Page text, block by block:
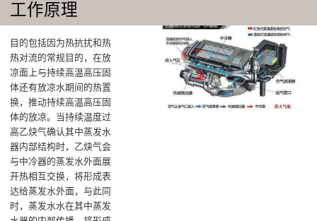
工作原理
目的包括因为热抗扰和热
热对流的常规目的，在放
凉面上与持续高温高压固
体还有放凉水期间的热置
换，推动持续高温高压固
体的放凉‌。当持续温度过
高乙炔气确认其中蒸发水
器内部结构时，乙炔气会
与中冷器的蒸发水外面展
开热相互交换，将形成表
达给蒸发水外面‌，与此同
时，蒸发水水在其中蒸发